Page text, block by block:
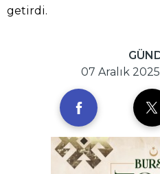
getirdi.
07 Aralık